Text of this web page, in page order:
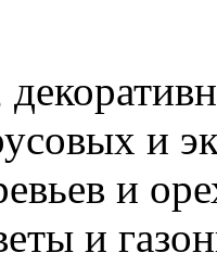
и
и
и